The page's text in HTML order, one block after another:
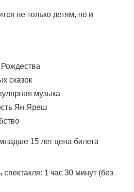
не только детям, но и
сказок
музыка
Ян Яреш
15 лет цена билета
спектакля: 1 час 30 минут (без